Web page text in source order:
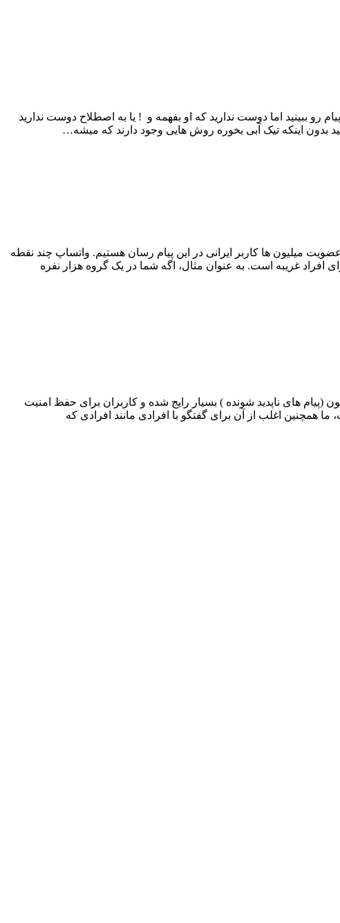
ببینید اما دوست ندارید که او بفهمه و ! یا به اصطلاح دوست ندارید
بدون اینکه تیک آبی بخوره روش هایی وجود دارند که میشه…
پیدا کرد و ما شاهد عضویت میلیون ها کاربر ایرانی در این پیام رسان هستیم. واتساپ چند نقطه
غریبه است. به عنوان مثال، اگه شما در یک گروه هزار نفره
(پیام های ناپدید شونده ) بسیار رایج شده و کاربران برای حفظ امنیت
همچنین اغلب از آن برای گفتگو با افرادی مانند افرادی که